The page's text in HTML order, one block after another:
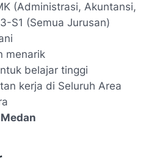
(Administrasi, Akuntansi,
S1 (Semua Jurusan)
menarik
belajar tinggi
kerja di Seluruh Area